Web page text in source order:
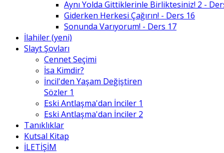
Aynı Yolda Gittiklerinle Birliktesiniz! 2 -
Giderken Herkesi Çağırın! - Ders 16
Sonunda Varıyorum! - Ders 17
İlahiler (yeni)
Slayt Şovları
Cennet Seçimi
İsa Kimdir?
İncil'den Yaşam Değiştiren
Sözler 1
Eski Antlaşma'dan İnciler 1
Eski Antlaşma'dan İnciler 2
Tanıklıklar
Kutsal Kitap
İLETİŞİM